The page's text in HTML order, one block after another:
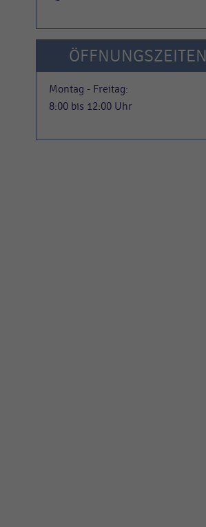
ÖFFNUNGSZEITEN
Montag - Freitag:
8:00 bis 12:00 Uhr